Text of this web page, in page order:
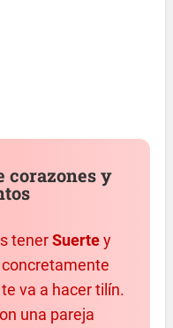
corazones y
tenerSuerte y
va a hacer tilín.
una pareja